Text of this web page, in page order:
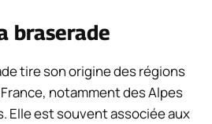
braserade
tire son origine des régions
notamment des Alpes
Elle est souvent associée aux